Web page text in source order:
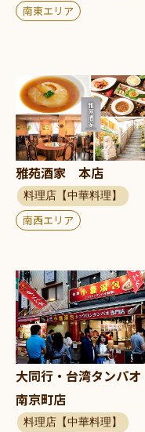
南東エリア
雅苑酒家 本店
料理店【中華料理】
南西エリア
大同行・台湾タンパオ
南京町店
料理店【中華料理】